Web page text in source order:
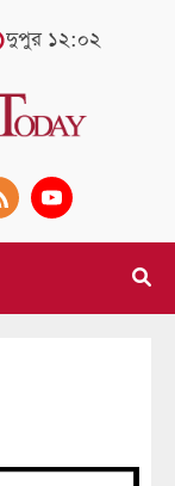
দুপুর ১২:০২